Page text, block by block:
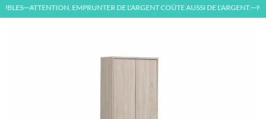
—ATTENTION, EMPRUNTER DE L'ARGENT COÛTE AUSSI DE L'ARGENT.—